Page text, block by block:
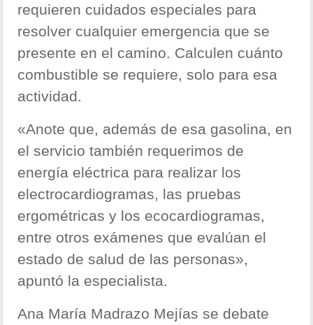
requieren cuidados especiales para
resolver cualquier emergencia que se
presente en el camino. Calculen cuánto
combustible se requiere, solo para esa
actividad.
«Anote que, además de esa gasolina, en
el servicio también requerimos de
energía eléctrica para realizar los
electrocardiogramas, las pruebas
ergométricas y los ecocardiogramas,
entre otros exámenes que evalúan el
estado de salud de las personas»,
apuntó la especialista.
Ana María Madrazo Mejías se debate